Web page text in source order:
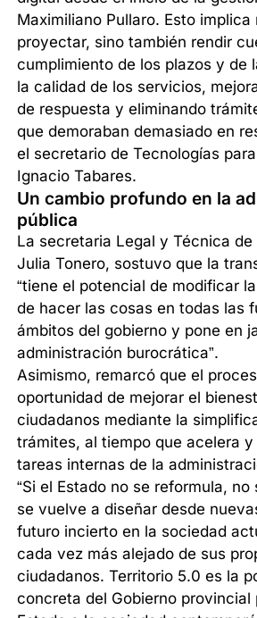
Maximiliano Pullaro. Esto implica
proyectar, sino también rendir
cumplimiento de los plazos y de
la calidad de los servicios,
de respuesta y eliminando
que demoraban demasiado en
el secretario de Tecnologías
Ignacio Tabares.
Un cambio profundo en la
pública
La secretaria Legal y Técnica
Julia Tonero, sostuvo que la
“tiene el potencial de modificar
de hacer las cosas en todas las
ámbitos del gobierno y pone en
administración burocrática”.
Asimismo, remarcó que el
oportunidad de mejorar el
ciudadanos mediante la
trámites, al tiempo que acelera
tareas internas de la
“Si el Estado no se reformula,
se vuelve a diseñar desde
futuro incierto en la sociedad
cada vez más alejado de sus
ciudadanos. Territorio 5.0 es la
concreta del Gobierno provincial